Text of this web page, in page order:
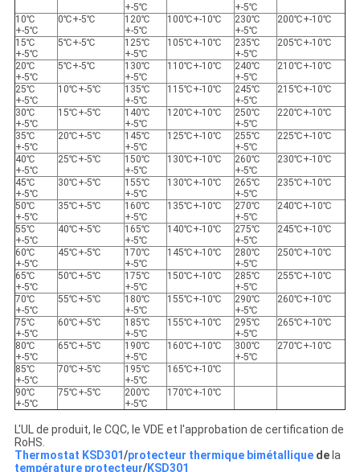
+-5℃
+-5℃
10℃
+-5℃
0℃+-5℃
120℃
+-5℃
100℃+-10℃
230℃
+-5℃
200℃+-10℃
15℃
+-5℃
5℃+-5℃
125℃
+-5℃
105℃+-10℃
235℃
+-5℃
205℃+-10℃
20℃
+-5℃
5℃+-5℃
130℃
+-5℃
110℃+-10℃
240℃
+-5℃
210℃+-10℃
25℃
+-5℃
10℃+-5℃
135℃
+-5℃
115℃+-10℃
245℃
+-5℃
215℃+-10℃
30℃
+-5℃
15℃+-5℃
140℃
+-5℃
120℃+-10℃
250℃
+-5℃
220℃+-10℃
35℃
+-5℃
20℃+-5℃
145℃
+-5℃
125℃+-10℃
255℃
+-5℃
225℃+-10℃
40℃
+-5℃
25℃+-5℃
150℃
+-5℃
130℃+-10℃
260℃
+-5℃
230℃+-10℃
45℃
+-5℃
30℃+-5℃
155℃
+-5℃
130℃+-10℃
265℃
+-5℃
235℃+-10℃
50℃
+-5℃
35℃+-5℃
160℃
+-5℃
135℃+-10℃
270℃
+-5℃
240℃+-10℃
55℃
+-5℃
40℃+-5℃
165℃
+-5℃
140℃+-10℃
275℃
+-5℃
245℃+-10℃
60℃
+-5℃
45℃+-5℃
170℃
+-5℃
145℃+-10℃
280℃
+-5℃
250℃+-10℃
65℃
+-5℃
50℃+-5℃
175℃
+-5℃
150℃+-10℃
285℃
+-5℃
255℃+-10℃
70℃
+-5℃
55℃+-5℃
180℃
+-5℃
155℃+-10℃
290℃
+-5℃
260℃+-10℃
75℃
+-5℃
60℃+-5℃
185℃
+-5℃
155℃+-10℃
295℃
+-5℃
265℃+-10℃
80℃
+-5℃
65℃+-5℃
190℃
+-5℃
160℃+-10℃
300℃
+-5℃
270℃+-10℃
85℃
+-5℃
70℃+-5℃
195℃
+-5℃
165℃+-10℃
90℃
+-5℃
75℃+-5℃
200℃
+-5℃
170℃+-10℃
L'UL de produit, le CQC, le VDE et l'approbation de certification de
RoHS.
Thermostat KSD301/protecteur thermique bimétallique dela
température protecteur/KSD301